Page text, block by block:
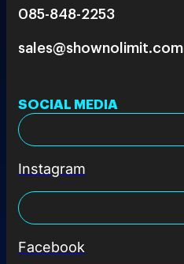
085-848-2253
sales@shownolimit.com
SOCIAL MEDIA
Instagram
Facebook